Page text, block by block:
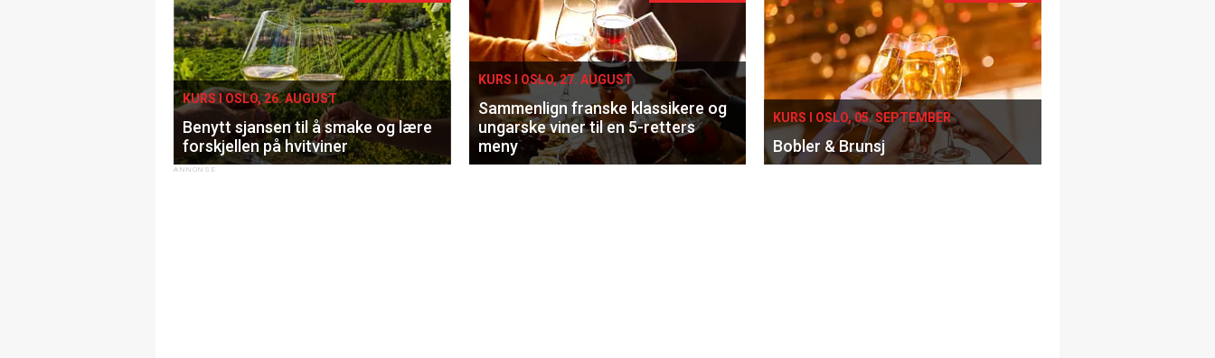
KURS I OSLO, 26. AUGUST
Benytt sjansen til å smake og lære
forskjellen på hvitviner
KURS I OSLO, 27. AUGUST
Sammenlign franske klassikere og
ungarske viner til en 5-retters
meny
KURS I OSLO, 05. SEPTEMBER
Bobler & Brunsj